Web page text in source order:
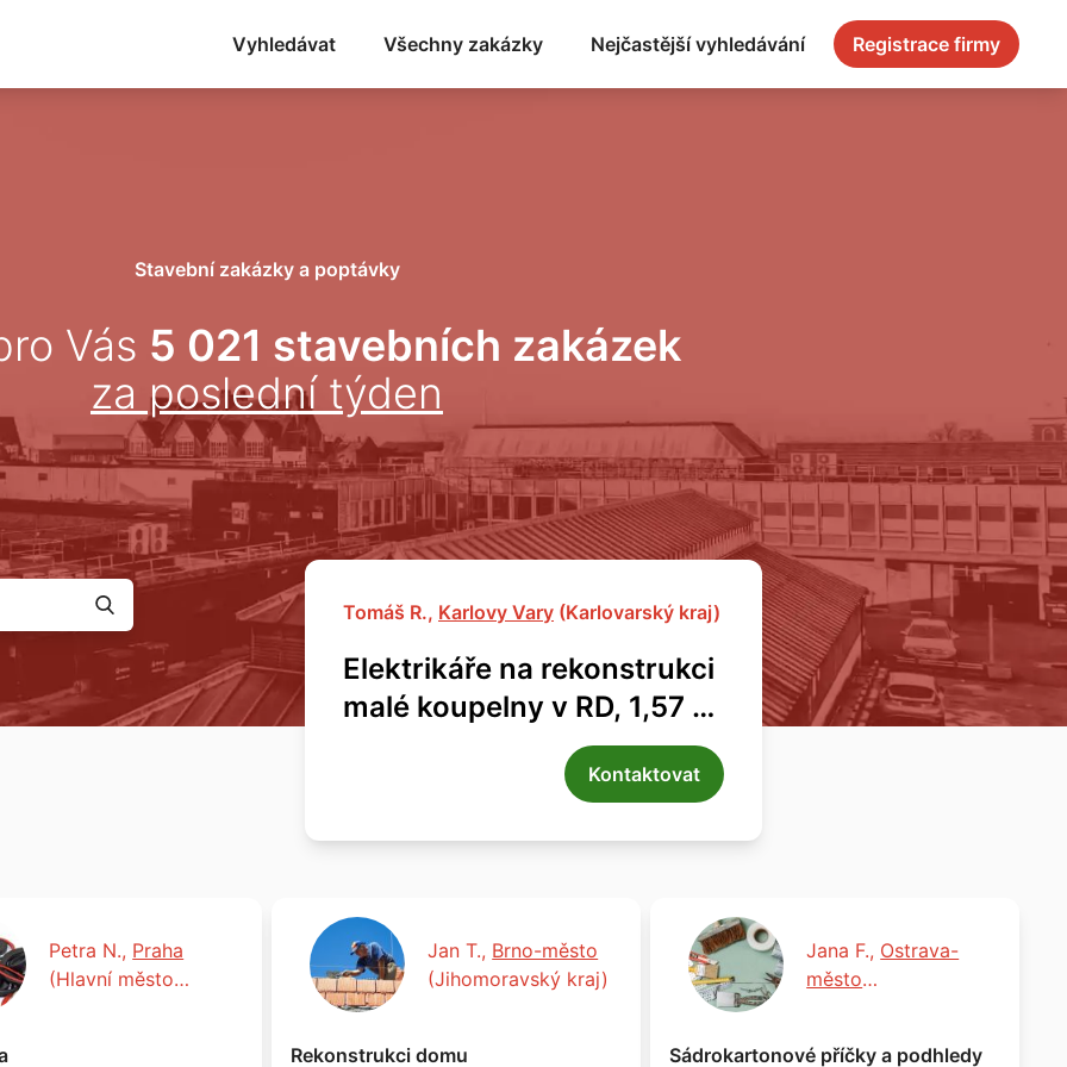
Vyhledávat Všechny zakázky Nejčastější vyhledávání Registrace firmy
Stavební zakázky a poptávky
Vás 5 021 stavebních zakázek
za poslední týden
Tomáš R., Karlovy Vary (Karlovarský kraj)
Elektrikáře na rekonstrukci
malé koupelny v RD, 1,57 ×
Kontaktovat
Petra N., Praha
(Hlavní město
Jan T., Brno-město
(Jihomoravský kraj)
Rekonstrukci domu
Jana F., Ostrava-
město
Sádrokartonové příčky a podhledy